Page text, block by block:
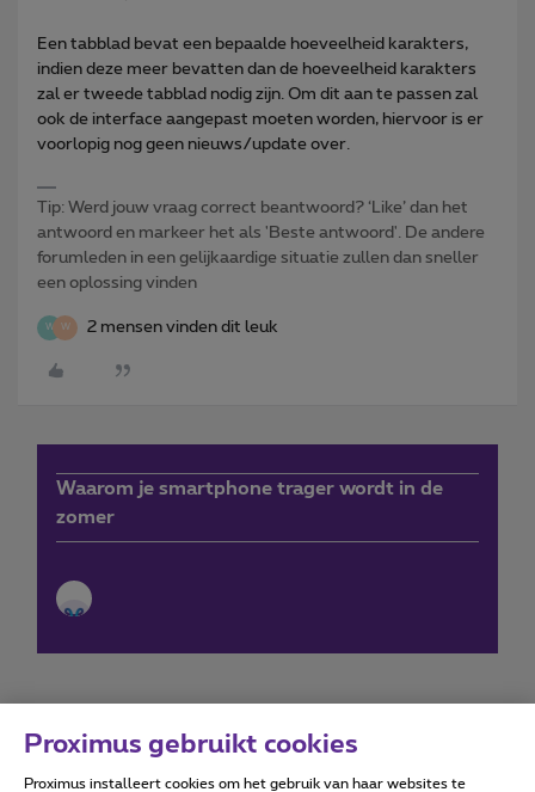
Een tabblad bevat een bepaalde hoeveelheid karakters,
indien deze meer bevatten dan de hoeveelheid karakters
zal er tweede tabblad nodig zijn. Om dit aan te passen zal
ook de interface aangepast moeten worden, hiervoor is er
voorlopig nog geen nieuws/update over.
Tip: Werd jouw vraag correct beantwoord? ‘Like’ dan het
antwoord en markeer het als 'Beste antwoord'. De andere
forumleden in een gelijkaardige situatie zullen dan sneller
een oplossing vinden
W W 2 mensen vinden dit leuk
Waarom je smartphone trager wordt in de
zomer
Proximus gebruikt cookies
Proximus installeert cookies om het gebruik van haar websites te